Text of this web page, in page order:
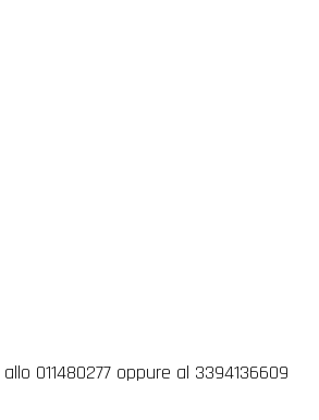
011480277 oppure al 3394136609